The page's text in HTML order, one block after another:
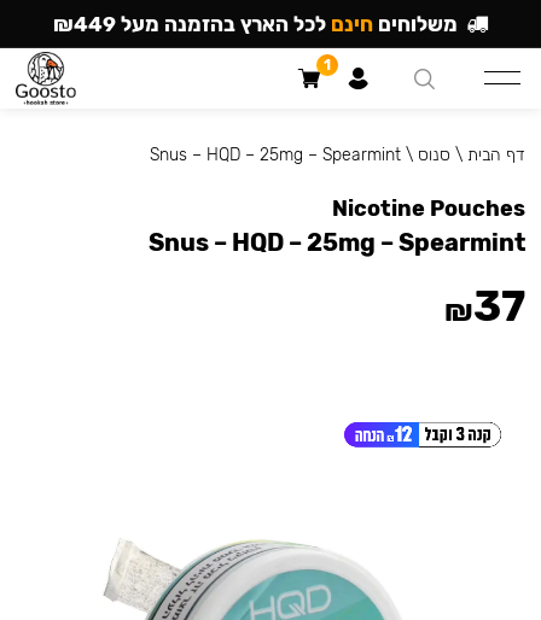
דף הבית \ סנוס \
Snus – HQD – 25mg – Spearmint
Nicotine Pouches
Snus – HQD – 25mg – Spearmint
₪37
משלוחים חינם לכל הארץ בהזמנה מעל ₪449
1